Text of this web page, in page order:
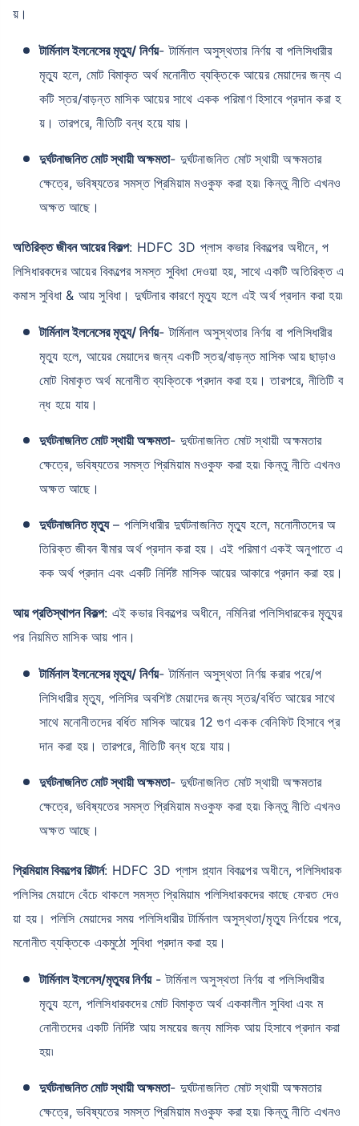
য়।
টার্মিনাল ইলনেসের মৃত্যু/ নির্ণয়- টার্মিনাল অসুস্থতার নির্ণয় বা পলিসিধারীর
মৃত্যু হলে, মোট বিমাকৃত অর্থ মনোনীত ব্যক্তিকে আয়ের মেয়াদের জন্য এ
কটি স্তর/বাড়ন্ত মাসিক আয়ের সাথে একক পরিমাণ হিসাবে প্রদান করা হ
য়। তারপরে, নীতিটি বন্ধ হয়ে যায়।
দুর্ঘটনাজনিত মোট স্থায়ী অক্ষমতা- দুর্ঘটনাজনিত মোট স্থায়ী অক্ষমতার
ক্ষেত্রে, ভবিষ্যতের সমস্ত প্রিমিয়াম মওকুফ করা হয়৷ কিন্তু নীতি এখনও
অক্ষত আছে।
অতিরিক্ত জীবন আয়ের বিকল্প: HDFC 3D প্লাস কভার বিকল্পের অধীনে, প
লিসিধারকদের আয়ের বিকল্পের সমস্ত সুবিধা দেওয়া হয়, সাথে একটি অতিরিক্ত এ
কমাস সুবিধা & আয় সুবিধা। দুর্ঘটনার কারণে মৃত্যু হলে এই অর্থ প্রদান করা হয়৷
টার্মিনাল ইলনেসের মৃত্যু/ নির্ণয়- টার্মিনাল অসুস্থতার নির্ণয় বা পলিসিধারীর
মৃত্যু হলে, আয়ের মেয়াদের জন্য একটি স্তর/বাড়ন্ত মাসিক আয় ছাড়াও
মোট বিমাকৃত অর্থ মনোনীত ব্যক্তিকে প্রদান করা হয়। তারপরে, নীতিটি ব
ন্ধ হয়ে যায়।
দুর্ঘটনাজনিত মোট স্থায়ী অক্ষমতা- দুর্ঘটনাজনিত মোট স্থায়ী অক্ষমতার
ক্ষেত্রে, ভবিষ্যতের সমস্ত প্রিমিয়াম মওকুফ করা হয়৷ কিন্তু নীতি এখনও
অক্ষত আছে।
দুর্ঘটনাজনিত মৃত্যু– পলিসিধারীর দুর্ঘটনাজনিত মৃত্যু হলে, মনোনীতদের অ
তিরিক্ত জীবন বীমার অর্থ প্রদান করা হয়। এই পরিমাণ একই অনুপাতে এ
কক অর্থ প্রদান এবং একটি নির্দিষ্ট মাসিক আয়ের আকারে প্রদান করা হয়।
আয় প্রতিস্থাপন বিকল্প: এই কভার বিকল্পের অধীনে, নমিনিরা পলিসিধারকের মৃত্যুর
পর নিয়মিত মাসিক আয় পান।
টার্মিনাল ইলনেসের মৃত্যু/ নির্ণয়- টার্মিনাল অসুস্থতা নির্ণয় করার পরে/প
লিসিধারীর মৃত্যু, পলিসির অবশিষ্ট মেয়াদের জন্য স্তর/বর্ধিত আয়ের সাথে
সাথে মনোনীতদের বর্ধিত মাসিক আয়ের 12 গুণ একক বেনিফিট হিসাবে প্র
দান করা হয়। তারপরে, নীতিটি বন্ধ হয়ে যায়।
দুর্ঘটনাজনিত মোট স্থায়ী অক্ষমতা- দুর্ঘটনাজনিত মোট স্থায়ী অক্ষমতার
ক্ষেত্রে, ভবিষ্যতের সমস্ত প্রিমিয়াম মওকুফ করা হয়৷ কিন্তু নীতি এখনও
অক্ষত আছে।
প্রিমিয়াম বিকল্পের রিটার্ন: HDFC 3D প্লাস প্ল্যান বিকল্পের অধীনে, পলিসিধারক
পলিসির মেয়াদে বেঁচে থাকলে সমস্ত প্রিমিয়াম পলিসিধারকদের কাছে ফেরত দেও
য়া হয়। পলিসি মেয়াদের সময় পলিসিধারীর টার্মিনাল অসুস্থতা/মৃত্যু নির্ণয়ের পরে,
মনোনীত ব্যক্তিকে একমুঠো সুবিধা প্রদান করা হয়।
টার্মিনাল ইলনেস/মৃত্যুর নির্ণয়- টার্মিনাল অসুস্থতা নির্ণয় বা পলিসিধারীর
মৃত্যু হলে, পলিসিধারকদের মোট বিমাকৃত অর্থ এককালীন সুবিধা এবং ম
নোনীতদের একটি নির্দিষ্ট আয় সময়ের জন্য মাসিক আয় হিসাবে প্রদান করা
হয়৷
দুর্ঘটনাজনিত মোট স্থায়ী অক্ষমতা- দুর্ঘটনাজনিত মোট স্থায়ী অক্ষমতার
ক্ষেত্রে, ভবিষ্যতের সমস্ত প্রিমিয়াম মওকুফ করা হয়৷ কিন্তু নীতি এখনও